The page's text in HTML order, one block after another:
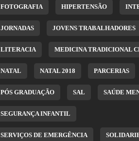
FOTOGRAFIA HIPERTENSÃO
JORNADAS JOVENS TRABALHADORES
LITERACIA MEDICINA TRADICIONAL
NATAL NATAL 2018 PARCERIAS
PÓS GRADUAÇÃO SAL SAÚDE
SEGURANÇA INFANTIL
SERVIÇOS DE EMERGÊNCIA